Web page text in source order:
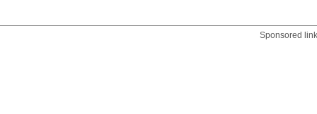
Sponsored